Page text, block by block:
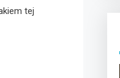
tej